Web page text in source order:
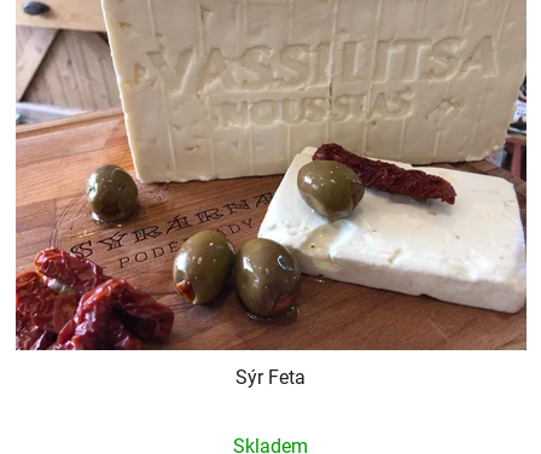
Sýr Feta
Skladem